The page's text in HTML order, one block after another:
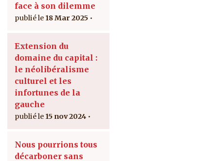
face à son dilemme
18 Mar 2025
Extension du
domaine du capital :
le néolibéralisme
culturel et les
infortunes de la
gauche
15 nov 2024
Nous pourrions tous
décarboner sans